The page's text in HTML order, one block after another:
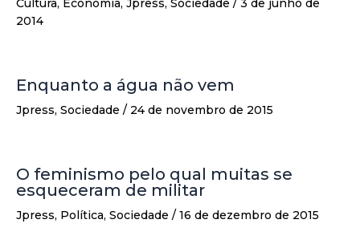
Cultura, Economia, Jpress, Sociedade / 3 de junho de
2014
Enquanto a água não vem
Jpress, Sociedade / 24 de novembro de 2015
O feminismo pelo qual muitas se
esqueceram de militar
Jpress, Política, Sociedade / 16 de dezembro de 2015